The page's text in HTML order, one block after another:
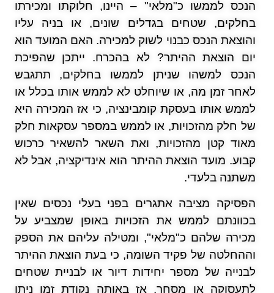
הנכס לממשו כ"מלאי" – היינו, חלוקתו ומכירתו
בחלקים, שטחים בגדלים שונים, או בניה עליו
והוצאת הנכס כבנוי לשוק למכירה. האם המועד הוא
יום הוצאת ההיתר? לא בהכרח. ייתכן שהפיכת
הנכס למשהו שניתן לממשו בחלקים, תתגבש
לאחר זמן מה, או שיוחלט לא לממש אותו בכלל או
לממש אותו בעסקת קומבינציה, כי אז המכירה היא
של חלק מהזכויות, או לממש במספר עסקאות חלק
מאוד קטן מהזכויות, ואת השאר להשאיר כרכוש
קבוע. מועד הוצאת ההיתר הוא אינדיקציה, אבל לא
משתנה בלעדי.
הפסיקה מציבה אתגרים בפני בעלי נכסים שאין
בכוונתם לממש את הזכויות באופן שמצביע על
מכירה שלהם כ"מלאי", ומטילה עליהם את הספק
וההחלטה של פקיד השומה, כי בעת הוצאת ההיתר
לבנייה של מספר יחידות דיור או לבניית שטחים
לתעסוקה או מסחר, אז באותה נקודת זמן ניתן